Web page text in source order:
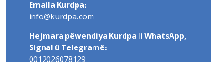
Emaila Kurdpa:
info@kurdpa.com
Hejmara pêwendiya Kurdpa li WhatsApp,
Signal û Telegramê:
0012026078129